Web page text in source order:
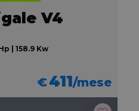
V4
| 158.9 Kw
€411/mese